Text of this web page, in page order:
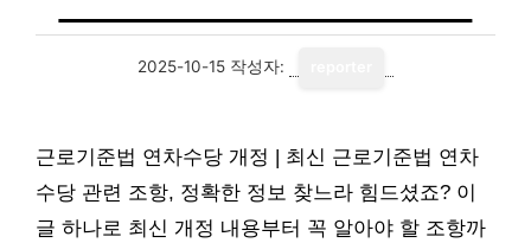
2025-10-15 작성자:
근로기준법 연차수당 개정 | 최신 근로기준법 연차
수당 관련 조항, 정확한 정보 찾느라 힘드셨죠? 이
글 하나로 최신 개정 내용부터 꼭 알아야 할 조항까